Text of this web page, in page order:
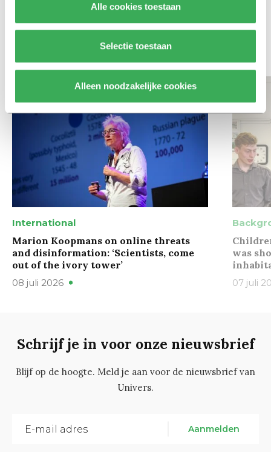
Alle cookies toestaan
Selectie toestaan
Alleen noodzakelijke cookies
zodat studenten zich breder
kunnen ontwikkelen
International
Marion Koopmans on online threats
and disinformation: ‘Scientists, come
out of the ivory tower’
08 juli 2026
was
07 juli
Schrijf je in voor onze nieuwsbrief
Blijf op de hoogte. Meld je aan voor de nieuwsbrief van
Univers.
Aanmelden